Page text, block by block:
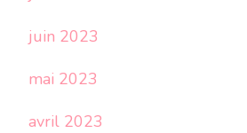
juin 2023
mai 2023
avril 2023